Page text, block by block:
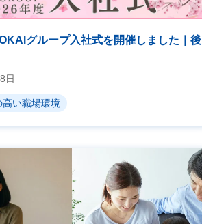
グループ入社式を開催しました｜後
日
い職場環境